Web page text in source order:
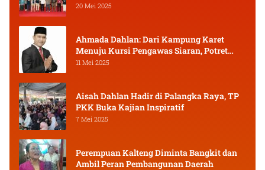
20 Mei 2025
Ahmada Dahlan: Dari Kampung Karet
Menuju Kursi Pengawas Siaran, Potret
Pejuang Muda Kalimantan Tengah
11 Mei 2025
Aisah Dahlan Hadir di Palangka Raya, TP
PKK Buka Kajian Inspiratif
7 Mei 2025
Perempuan Kalteng Diminta Bangkit dan
Ambil Peran Pembangunan Daerah